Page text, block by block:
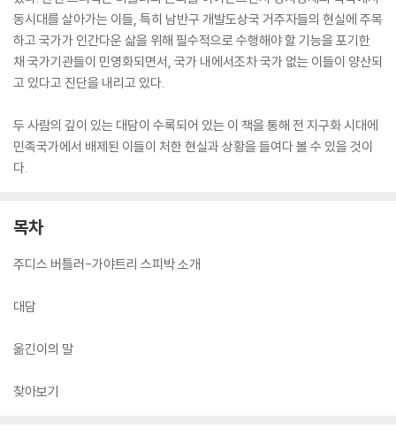
동시대를 살아가는 이들, 특히 남반구 개발도상국 거주자들의 현실에 주목
하고 국가가 인간다운 삶을 위해 필수적으로 수행해야 할 기능을 포기한
채 국가기관들이 민영화되면서, 국가 내에서조차 국가 없는 이들이 양산되
고 있다고 진단을 내리고 있다.
두 사람의 깊이 있는 대담이 수록되어 있는 이 책을 통해 전 지구화 시대에
민족국가에서 배제된 이들이 처한 현실과 상황을 들여다 볼 수 있을 것이
다.
목차
주디스 버틀러-가야트리 스피박 소개
대담
옮긴이의 말
찾아보기